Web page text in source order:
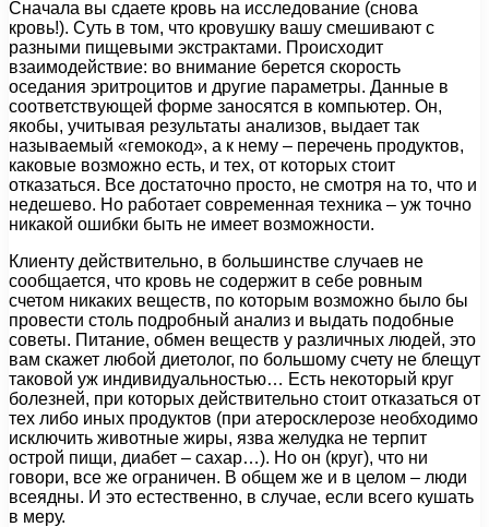
Сначала вы сдаете кровь на исследование (снова
кровь!). Суть в том, что кровушку вашу смешивают с
разными пищевыми экстрактами. Происходит
взаимодействие: во внимание берется скорость
оседания эритроцитов и другие параметры. Данные в
соответствующей форме заносятся в компьютер. Он,
якобы, учитывая результаты анализов, выдает так
называемый «гемокод», а к нему – перечень продуктов,
каковые возможно есть, и тех, от которых стоит
отказаться. Все достаточно просто, не смотря на то, что и
недешево. Но работает современная техника – уж точно
никакой ошибки быть не имеет возможности.
Клиенту действительно, в большинстве случаев не
сообщается, что кровь не содержит в себе ровным
счетом никаких веществ, по которым возможно было бы
провести столь подробный анализ и выдать подобные
советы. Питание, обмен веществ у различных людей, это
вам скажет любой диетолог, по большому счету не блещут
таковой уж индивидуальностью… Есть некоторый круг
болезней, при которых действительно стоит отказаться от
тех либо иных продуктов (при атеросклерозе необходимо
исключить животные жиры, язва желудка не терпит
острой пищи, диабет – сахар…). Но он (круг), что ни
говори, все же ограничен. В общем же и в целом – люди
всеядны. И это естественно, в случае, если всего кушать
в меру.